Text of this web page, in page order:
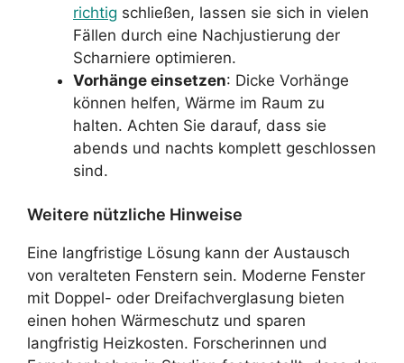
richtig schließen, lassen sie sich in vielen
Fällen durch eine Nachjustierung der
Scharniere optimieren.
Vorhänge einsetzen: Dicke Vorhänge
können helfen, Wärme im Raum zu
halten. Achten Sie darauf, dass sie
abends und nachts komplett geschlossen
sind.
Weitere nützliche Hinweise
Eine langfristige Lösung kann der Austausch
von veralteten Fenstern sein. Moderne Fenster
mit Doppel- oder Dreifachverglasung bieten
einen hohen Wärmeschutz und sparen
langfristig Heizkosten. Forscherinnen und